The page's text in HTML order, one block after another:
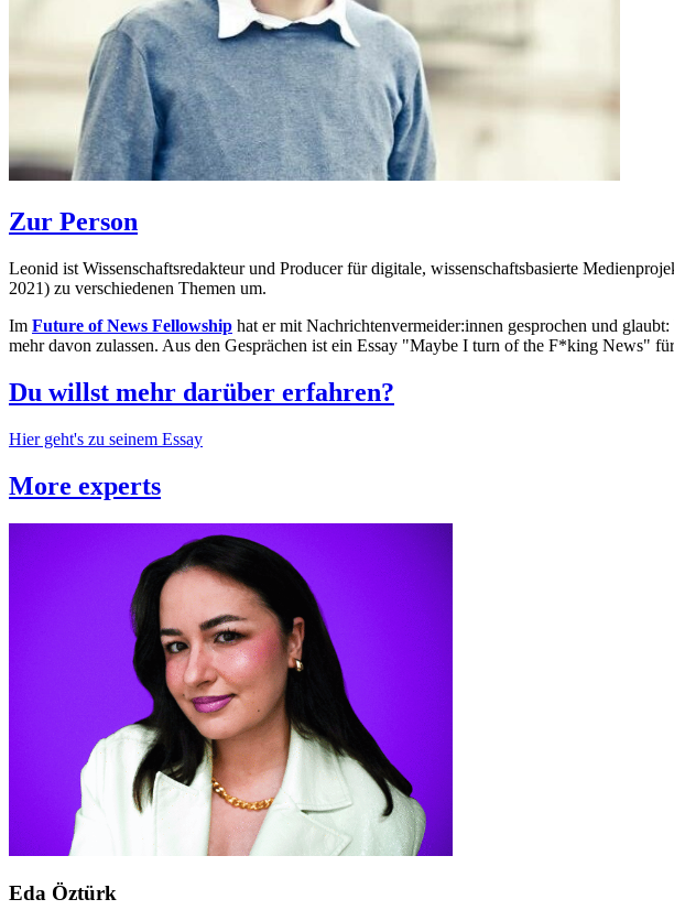
Zur Person
Leonid ist Wissenschaftsredakteur und Producer für digitale, wissenschaftsbasierte
2021) zu verschiedenen Themen um.
Im Future of News Fellowship hat er mit Nachrichtenvermeider:innen gesprochen und
mehr davon zulassen. Aus den Gesprächen ist ein Essay "Maybe I turn of the F*king News"
Du willst mehr darüber erfahren?
Hier geht's zu seinem Essay
More experts
Eda Öztürk